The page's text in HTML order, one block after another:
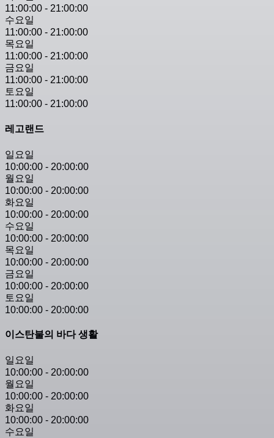
11:00:00 - 21:00:00
수요일
11:00:00 - 21:00:00
목요일
11:00:00 - 21:00:00
금요일
11:00:00 - 21:00:00
토요일
11:00:00 - 21:00:00
레고랜드
일요일
10:00:00 - 20:00:00
월요일
10:00:00 - 20:00:00
화요일
10:00:00 - 20:00:00
수요일
10:00:00 - 20:00:00
목요일
10:00:00 - 20:00:00
금요일
10:00:00 - 20:00:00
토요일
10:00:00 - 20:00:00
이스탄불의 바다 생활
일요일
10:00:00 - 20:00:00
월요일
10:00:00 - 20:00:00
화요일
10:00:00 - 20:00:00
수요일